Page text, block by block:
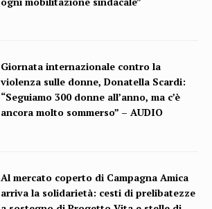
Giornata internazionale contro la
violenza sulle donne, Donatella Scardi:
“Seguiamo 300 donne all’anno, ma c’è
ancora molto sommerso” – AUDIO
Al mercato coperto di Campagna Amica
arriva la solidarietà: cesti di prelibatezze